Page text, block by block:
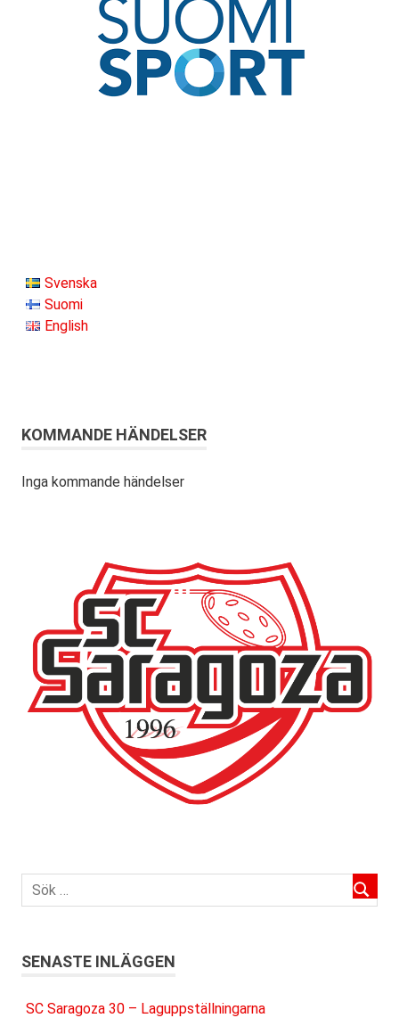
Svenska
Suomi
English
KOMMANDE HÄNDELSER
Inga kommande händelser
SENASTE INLÄGGEN
SC Saragoza 30 – Laguppställningarna